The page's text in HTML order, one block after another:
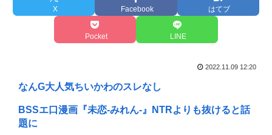
X Facebook はてブ
Pocket LINE
2022.11.09 12:20
なんG大人気ちいかわのスレなし
BSSエ口漫画『未恋-みれん-』NTRよりも抜けると話
題に